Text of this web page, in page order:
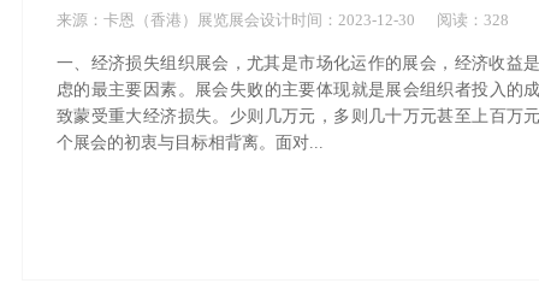
来源： 卡恩（香港）展览展会设计时间： 2023-12-30 阅读：328
一、经济损失组织展会，尤其是市场化运作的展会，经济收益
虑的最主要因素。展会失败的主要体现就是展会组织者投入的
致蒙受重大经济损失。少则几万元，多则几十万元甚至上百万
个展会的初衷与目标相背离。面对...